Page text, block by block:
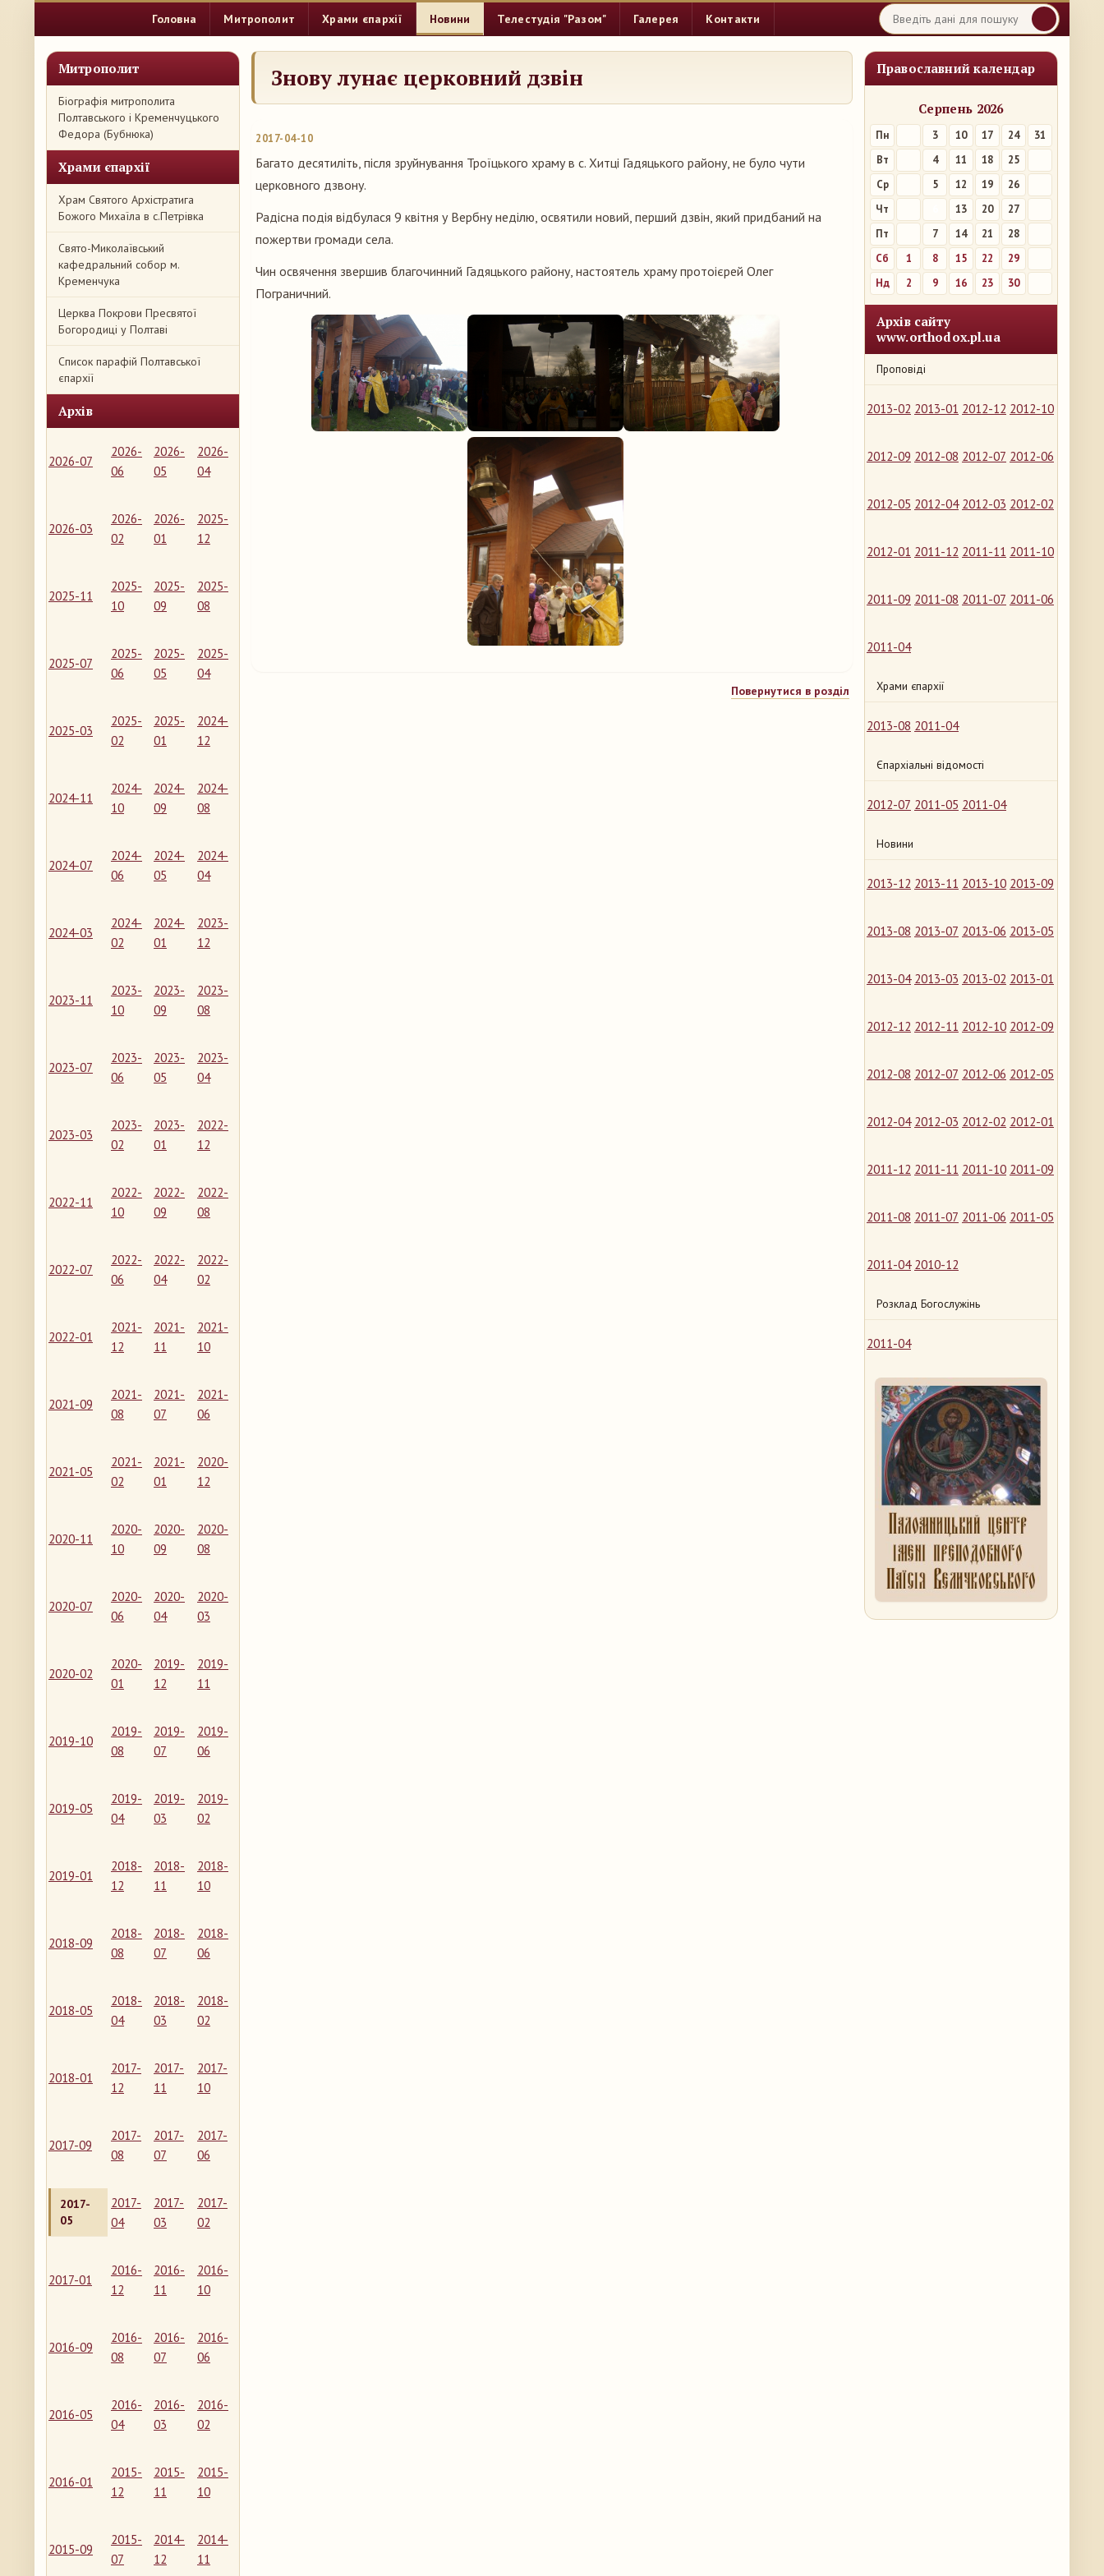
Головна Митрополит Храми єпархії Новини Телестудія "Разом" Галерея Контакти
Митрополит
Біографія митрополита
Полтавського і Кременчуцького
Федора (Бубнюка)
Храми єпархії
Храм Святого Архістратига
Божого Михаїла в с.Петрівка
Свято-Миколаївський
кафедральний собор м.
Кременчука
Церква Покрови Пресвятої
Богородиці у Полтаві
Список парафій Полтавської
єпархії
Архів
2026-07
2026-
06
2026-
05
2026-
04
2026-03
2026-
02
2026-
01
2025-
12
2025-11
2025-
10
2025-
09
2025-
08
2025-07
2025-
06
2025-
05
2025-
04
2025-03
2025-
02
2025-
01
2024-
12
2024-11
2024-
10
2024-
09
2024-
08
2024-07
2024-
06
2024-
05
2024-
04
2024-03
2024-
02
2024-
01
2023-
12
2023-11
2023-
10
2023-
09
2023-
08
2023-07
2023-
06
2023-
05
2023-
04
2023-03
2023-
02
2023-
01
2022-
12
2022-11
2022-
10
2022-
09
2022-
08
2022-07
2022-
06
2022-
04
2022-
02
2022-01
2021-
12
2021-
11
2021-
10
2021-09
2021-
08
2021-
07
2021-
06
2021-05
2021-
02
2021-
01
2020-
12
2020-11
2020-
10
2020-
09
2020-
08
2020-07
2020-
06
2020-
04
2020-
03
2020-02
2020-
01
2019-
12
2019-
11
2019-10
2019-
08
2019-
07
2019-
06
2019-05
2019-
04
2019-
03
2019-
02
2019-01
2018-
12
2018-
11
2018-
10
2018-09
2018-
08
2018-
07
2018-
06
2018-05
2018-
04
2018-
03
2018-
02
2018-01
2017-
12
2017-
11
2017-
10
2017-09
2017-
08
2017-
07
2017-
06
2017-
05
2017-
04
2017-
03
2017-
02
2017-01
2016-
12
2016-
11
2016-
10
2016-09
2016-
08
2016-
07
2016-
06
2016-05
2016-
04
2016-
03
2016-
02
2016-01
2015-
12
2015-
11
2015-
10
2015-09
2015-
07
2014-
12
2014-
11
Православний календар
Серпень 2026
Пн 3 10 17 24
31
Вт
4 11 18
25
Ср
5 12 19
26
Чт
13 20
27
Пт
7 14 21
28
Сб
1 8 15 22
29
Нд
2 9 16 23 30
Архів сайту
www.orthodox.pl.ua
Проповіді
2013-02 2013-01 2012-12 2012-10
2012-09 2012-08 2012-07 2012-06
2012-05 2012-04 2012-03 2012-02
2012-01 2011-12 2011-11 2011-10
2011-09 2011-08 2011-07 2011-06
2011-04
Храми єпархії
2013-08 2011-04
Єпархіальні відомості
2012-07 2011-05 2011-04
Новини
2013-12 2013-11 2013-10 2013-09
2013-08 2013-07 2013-06 2013-05
2013-04 2013-03 2013-02 2013-01
2012-12 2012-11 2012-10 2012-09
2012-08 2012-07 2012-06 2012-05
2012-04 2012-03 2012-02 2012-01
2011-12 2011-11 2011-10 2011-09
2011-08 2011-07 2011-06 2011-05
2011-04 2010-12
Розклад Богослужінь
2011-04
Знову лунає церковний дзвін
2017-04-10
Багато десятиліть, після зруйнування Троїцького храму в с. Хитці Гадяцького району, не було чути
церковного дзвону.
Радісна подія відбулася 9 квітня у Вербну неділю, освятили новий, перший дзвін, який придбаний на
пожертви громади села.
Чин освячення звершив благочинний Гадяцького району, настоятель храму протоієрей Олег
Пограничний.
Повернутися в розділ